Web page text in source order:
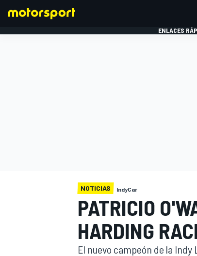
INDYCAR
ENLACES
NOTICIAS IndyCar
PATRICIO
HARDING
El nuevo campeón de la